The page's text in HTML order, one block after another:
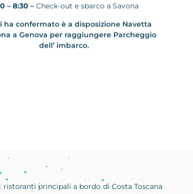
– 8:30 – Check-out e sbarco a Savona
ha confermato è a disposizione Navetta
a Genova per raggiungere Parcheggio
dell’ imbarco.
ristoranti principali a bordo di Costa Toscana